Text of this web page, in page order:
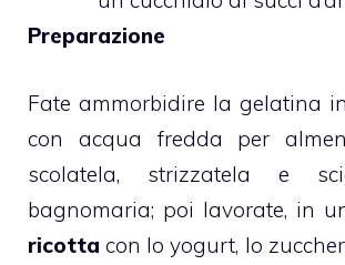
Preparazione
Fate ammorbidire la gelatina
con acqua fredda per
scolatela, strizzatela e
bagnomaria; poi lavorate, in
ricotta con lo yogurt, lo